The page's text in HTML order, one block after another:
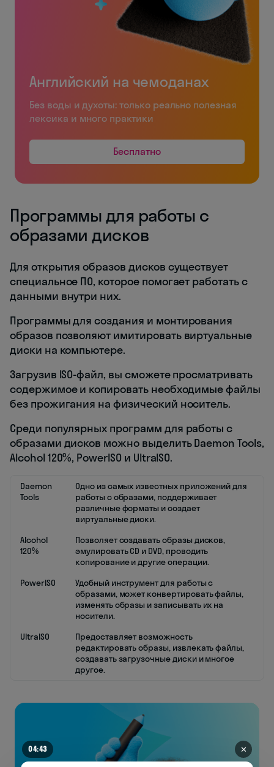
Английский на чемоданах
Без воды и духоты: только реально полезная
лексика и много практики
Бесплатно
Программы для работы с
образами дисков
Для открытия образов дисков существует
специальное ПО, которое помогает работать с
данными внутри них.
Программы для создания и монтирования
образов позволяют имитировать виртуальные
диски на компьютере.
Загрузив ISO-файл, вы сможете просматривать
содержимое и копировать необходимые файлы
без прожигания на физический носитель.
Среди популярных программ для работы с
образами дисков можно выделить Daemon Tools,
Alcohol 120%, PowerISO и UltraISO.
Daemon
Tools
Одно из самых известных приложений для
работы с образами, поддерживает
различные форматы и создает
виртуальные диски.
Alcohol
120%
Позволяет создавать образы дисков,
эмулировать CD и DVD, проводить
копирование и другие операции.
PowerISO
Удобный инструмент для работы с
образами, может конвертировать файлы,
изменять образы и записывать их на
носители.
UltraISO
Предоставляет возможность
редактировать образы, извлекать файлы,
создавать загрузочные диски и многое
другое.
04:43 ✕